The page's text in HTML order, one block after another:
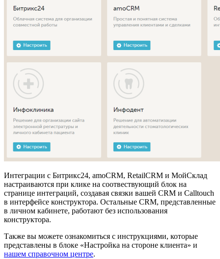
Интеграции с Битрикс24, amoCRM, RetailCRM и МойСклад
настраиваются при клике на соотвествующий блок на
странице интеграций, создавая связки вашей CRM и Calltouch
в интерфейсе конструктора. Остальные CRM, представленные
в личном кабинете, работают без использования
конструктора.
Также вы можете ознакомиться с инструкциями, которые
представлены в блоке «Настройка на стороне клиента» и
нашем справочном центре.